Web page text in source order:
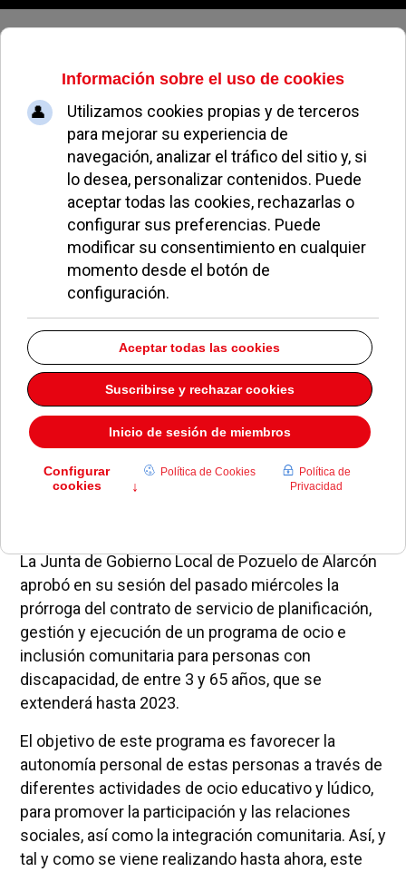
Jueves, 06 de agosto de 2026
El Ayuntamiento dará
continuidad al programa de ocio e
inclusión para personas con
discapacidad
REDACCIÓN POLÍTICA 23 SEPTIEMBRE 2021
La Junta de Gobierno Local de Pozuelo de Alarcón
aprobó en su sesión del pasado miércoles la
prórroga del contrato de servicio de planificación,
gestión y ejecución de un programa de ocio e
inclusión comunitaria para personas con
discapacidad, de entre 3 y 65 años, que se
extenderá hasta 2023.
El objetivo de este programa es favorecer la
autonomía personal de estas personas a través de
diferentes actividades de ocio educativo y lúdico,
para promover la participación y las relaciones
sociales, así como la integración comunitaria. Así, y
tal y como se viene realizando hasta ahora, este